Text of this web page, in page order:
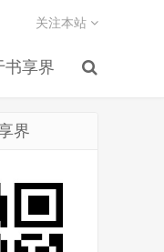
书享界
关注本站
界